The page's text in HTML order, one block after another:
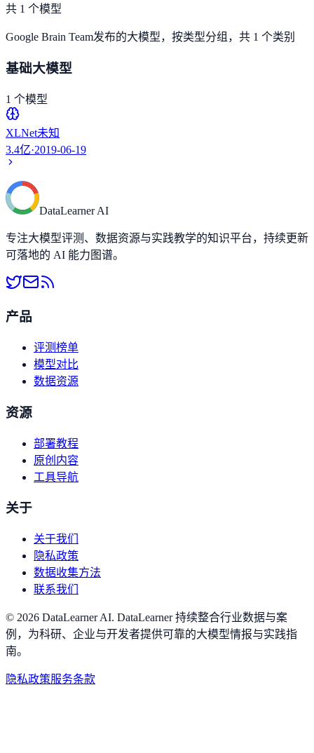
共 1 个模型
Google Brain Team发布的大模型，按类型分组，共 1 个类别
基础大模型
1 个模型
XLNet未知
3.4亿·2019-06-19
DataLearner AI
专注大模型评测、数据资源与实践教学的知识平台，持续更新
可落地的 AI 能力图谱。
产品
评测榜单
模型对比
数据资源
资源
部署教程
原创内容
工具导航
关于
关于我们
隐私政策
数据收集方法
联系我们
© 2026 DataLearner AI. DataLearner 持续整合行业数据与案
例，为科研、企业与开发者提供可靠的大模型情报与实践指
南。
隐私政策服务条款